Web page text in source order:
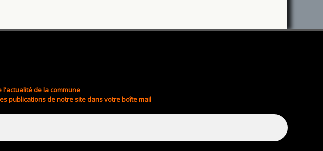
l'actualité de la commune
publications de notre site dans votre boîte mail